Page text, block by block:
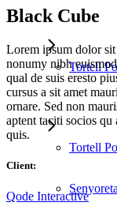
Tortell
Tortell
Black Cube
Lorem ipsum dolor
nonumy nibh
qual de suis eresto
cursus a sit amet
ornare. Sed non
aptent taciti socios qu
quis.
Client:
Qode Interactive